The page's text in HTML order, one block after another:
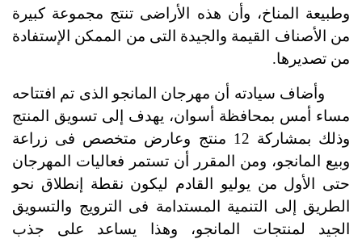
وطبيعة المناخ، وأن هذه الأراضى تنتج مجموعة كبيرة
من الأصناف القيمة والجيدة التى من الممكن الإستفادة
من تصديرها.
وأضاف سيادته أن مهرجان المانجو الذى تم افتتاحه
مساء أمس بمحافظة أسوان، يهدف إلى تسويق المنتج
وذلك بمشاركة 12 منتج وعارض متخصص فى زراعة
وبيع المانجو، ومن المقرر أن تستمر فعاليات المهرجان
حتى الأول من يوليو القادم ليكون نقطة إنطلاق نحو
الطريق إلى التنمية المستدامة فى الترويج والتسويق
الجيد لمنتجات المانجو، وهذا يساعد على جذب